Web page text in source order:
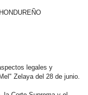
legales y
Zelaya del 28 de junio.